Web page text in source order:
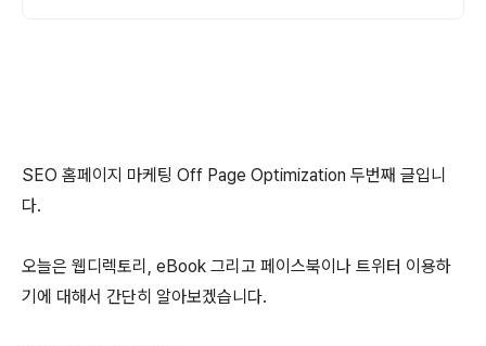
SEO 홈페이지 마케팅 Off Page Optimization 두번째 글입니
다.
오늘은 웹디렉토리, eBook 그리고 페이스북이나 트위터 이용하
기에 대해서 간단히 알아보겠습니다.